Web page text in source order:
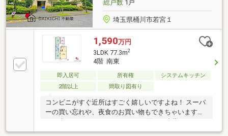
総戸数1戸
埼玉県桶川市若宮１
1,590万円
3LDK 77.3m2
4階 南東
即入居可 所有権
システムキッチン
2階以上
間取り図有り
コンビニがすぐ近所はすごく嬉しいですよね！ スーパ
ーの買い忘れや、夜食のお買い物もできちゃいます
はいかがですか？【弊社では以下の５つをお客様にお